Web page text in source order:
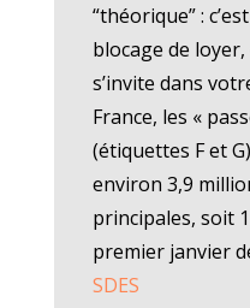
“théorique” :
blocage de
s’invite dans
France, les «
(étiquettes F et
environ 3,9
principales, soit
premier janvier
SDES